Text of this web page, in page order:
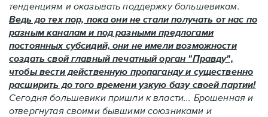
тенденциям и оказывать поддержку большевикам.
Ведь до тех пор, пока они не стали получать от нас по
разным каналам и под разными предлогами
постоянных субсидий, они не имели возможности
создать свой главный печатный орган "Правду",
чтобы вести действенную пропаганду и существенно
расширить до того времени узкую базу своей партии!
Сегодня большевики пришли к власти... Брошенная и
отвергнутая своими бывшими союзниками и